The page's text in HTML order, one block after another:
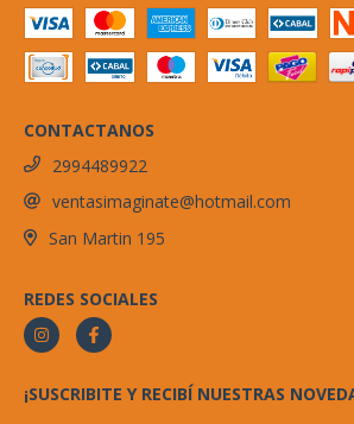
CONTACTANOS
2994489922
ventasimaginate@hotmail.com
San Martin 195
REDES SOCIALES
¡SUSCRIBITE Y RECIBÍ NUESTRAS